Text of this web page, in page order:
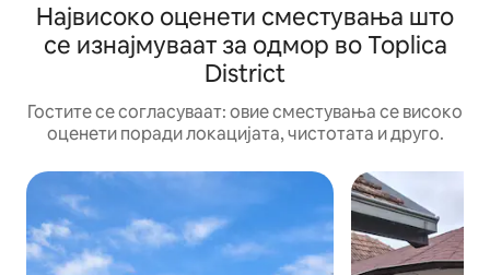
Највисоко оценети сместувања што
се изнајмуваат за одмор во Toplica
District
Гостите се согласуваат: овие сместувања се високо
оценети поради локацијата, чистотата и друго.